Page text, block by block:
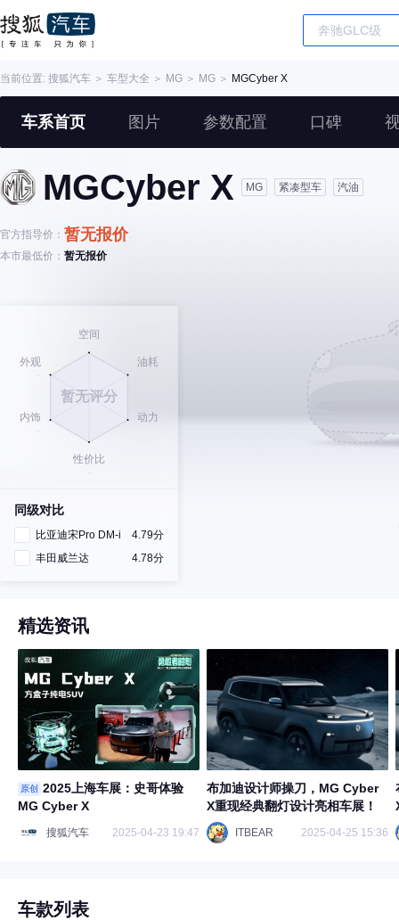
当前位置: 搜狐汽车 ＞ 车型大全 ＞ MG ＞ MG ＞ MGCyber X
车系首页 图片 参数配置 口碑
MGCyber X MG 紧凑型车 汽油
官方指导价： 暂无报价
本市最低价： 暂无报价
同级对比
比亚迪宋Pro DM-i
4.79分
丰田威兰达
4.78分
精选资讯
原创
2025上海车展：史哥体验
MG Cyber X
搜狐汽车 2025-04-23 19:47
布加迪设计师操刀，MG Cyber
X重现经典翻灯设计亮相车展！
ITBEAR 2025-04-25 15:36
车款列表